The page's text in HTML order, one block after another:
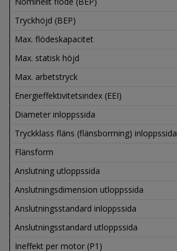
Tryckhöjd (BEP)
Max. flödeskapacitet
Max. statisk höjd
Max. arbetstryck
Energieffektivitetsindex (EEI)
Diameter inloppssida
Tryckklass fläns (flänsborrning) inloppssida
Flänsform
Anslutning utloppssida
Anslutningsdimension utloppssida
Anslutningsstandard inloppssida
Anslutningsstandard utloppssida
Ineffekt per motor (P1)